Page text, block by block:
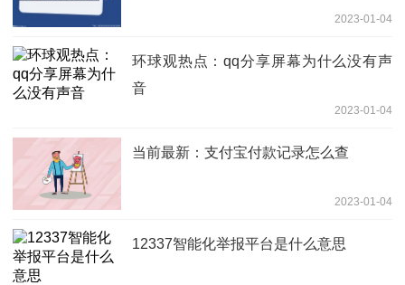
2023-01-04
环球观热点：qq分享屏幕为什么没有声
音
2023-01-04
当前最新：支付宝付款记录怎么查
2023-01-04
12337智能化举报平台是什么意思